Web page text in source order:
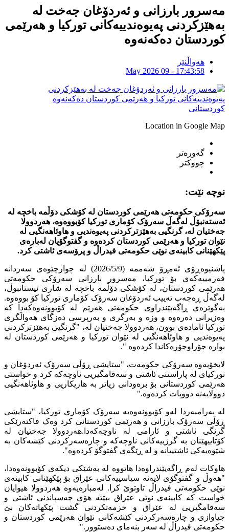
مەسرور بارزانی و ئەردۆغان جەخت لە
بەهێزکردنی پەیوەندییەکانی تورکیا و هەرێمی
کوردستان دەکەنەوە
هەواڵنێر
May 2026 09 - 17:43:58
کوردستانی
Location in Google Map
گەورەتر
چووکتر
نوچە نێت:
سەرۆکی حکومەتی هەرێمی کوردستان لە کۆشکی دۆڵمە باخچە لە
ئەستەنبۆڵ لەگەڵ سەرۆک کۆماری تورکیا کۆبووەوە، هەردوولا
جەختیان لە، گرنگیی بەهێزترکردنی پەیوەندیی و هاوئاهەنگیی لە
نێوان تورکیا و هەرێمی کوردستان کردەوە و گفتوگۆیان لەبارەی
پێکهێنانی کابینەی نوێی حکومەتی فیدراڵ و پرۆسەی ئاشتی کرد.
پاشنیوەڕۆی ئەمڕۆ شەممە (2026/5/9) لە چوارچێوەی سەردانە
فەرمییەکەی بۆ تورکیا، مەسرور بارزانی سەرۆکی حکومەتی
هەرێمی کوردستان، لە کۆشکی دۆڵمە باخچە لە شاری ئیستانبوڵ،
لەگەڵ ڕەجەب تەییب ئەردۆغان سەرۆک کۆماری تورکیا کۆ بووەوە.
بەگوێرەی ڕاگەیێندراوی حکومەتی هەرێم لە کۆبوونەوەکەدا کە
وەزیرانی دەرەوە و وزە و بەرگری و بەرپرسی دەزگای هەواڵگری
تورکیا ئامادەی بوون، هەردوولا جەختیان لە، "گرنگیی بەهێزترکردنی
پەیوەندیی و هاوئاهەنگیی لە نێوان تورکیا و هەرێمی کوردستان لە
بوارە جۆراوجۆرەکاندا کردەوە ".
لایخۆیەوە سەرۆکی حکومەت، "ستایشی ڕۆڵی سەرۆک ئەردۆغان و
تورکیای لە پاراستنی ئاشتی و سەقامگیریی ناوچەکە کرد و خواستی
هەرێمی کوردستانی بۆ برەودانی زیاتر بە هاریکاریی و هاوئاهەنگیی
دوولایەنە دووپات کردەوە."
لە بەرامبەردا لەو کۆبوونەوەیە سەرۆک کۆماری تورکیا، "ستایشی
ڕۆڵی سەرۆک بارزانی و هەرێمی کوردستانی کرد وەک فاکتەرێکی
گرنگی ئاشتی و ئارامی لە ناوچەکەدا.هەردوولا جەختیان لە
کۆتاییهێنان بە گرژییەکانی ناوچەکە و چارەسەرکردنی کێشەکان بە
شێوەیەکی ئاشتییانە و لە ڕێگەی گفتوگۆ کردەوە".
هاوکات لەم ڕاگەیێندراوەدا هاتووە لە بەشێکی دیکەی کۆبوونەوەدا،
"هەوڵ و گفتوگۆی لایەنە سیاسییەکانی عێراق بۆ پێکهێنانی کابینەی
نوێی حکومەتی فیدراڵ تاوتوێ کرا. لەمبارەیەوە هەردوولا هیوایان
خواست کە کابینەی نوێی عێراق ببێتە هۆی چەسپاندنی ئاشتی و
سەقامگیریی لە عێراق و خزمەتکردنی گشت پێکهاتەکان بێ
جیاوازی و چارەسەرکردنی کێشەکانی نێوان هەرێمی کوردستان و
حکومەتی فیدراڵ لە سەر بنەمای دەستوور."